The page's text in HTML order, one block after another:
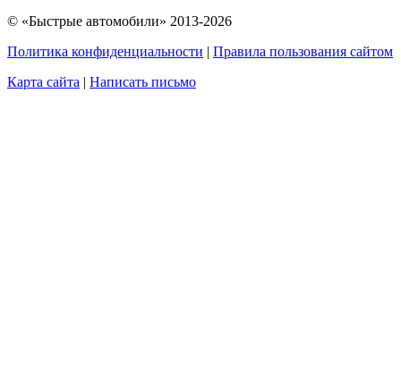
© «Быстрые автомобили» 2013-2026
Политика конфиденциальности | Правила пользования сайтом
Карта сайта | Написать письмо